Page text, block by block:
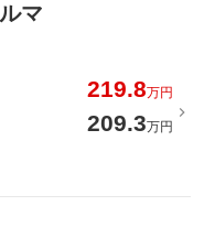
マ
219.8万円
209.3万円